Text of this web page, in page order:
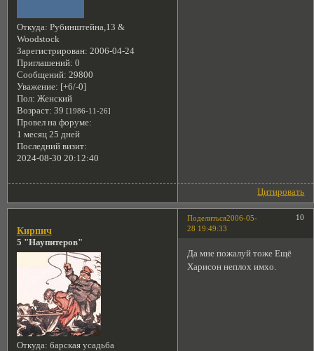
Откуда: Рубинштейна,13 &
Woodstock
Зарегистрирован: 2006-04-24
Приглашений: 0
Сообщений: 29800
Уважение: [+6/-0]
Пол: Женский
Возраст: 39 [1986-11-26]
Провел на форуме:
1 месяц 25 дней
Последний визит:
2024-08-30 20:12:40
Цитировать
Поделиться 10
2006-05-
28 19:49:33
Кирпич
5 "Наупитеров"
Откуда: барская усадьба
Да мне пожалуй тоже Ещё
Харисон неплох имхо.